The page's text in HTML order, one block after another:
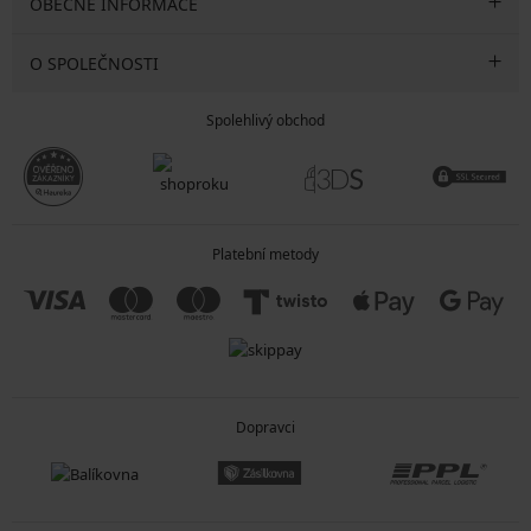
O SPOLEČNOSTI
Spolehlivý obchod
Platební metody
Dopravci